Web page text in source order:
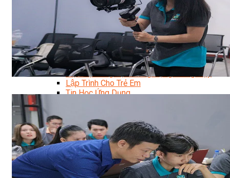
Data Visualization (Trực Quan Hóa Dữ Liệu)
Data System (Quản Trị Dữ Liệu)
Chuyên Viên Lập Trình (Full Stack)
Chuyên Viên Lập Trình Website (Full Stack)
Chuyên Viên Lập Trình Mobile (Full Stack)
Software Testing
Trọn Bộ Công Cụ AI Văn Phòng
Trọn Bộ Công Cụ AI Ứng Dụng Giảng Dạy
Lập Trình Cho Trẻ Em
Tin Học Ứng Dụng
Chuyên Viên Thiết Kế Nội Thất
3D Game Art & Design
Mỹ Thuật Đa Phương Tiện
3D Animation
Mỹ Thuật Số – Digital Art
Motion Graphics Basic